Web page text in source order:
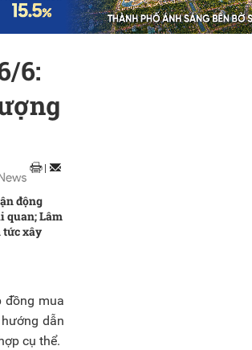
6:
|
động
quan; Lâm
tức xây
đồng mua
dẫn
cụ thể.